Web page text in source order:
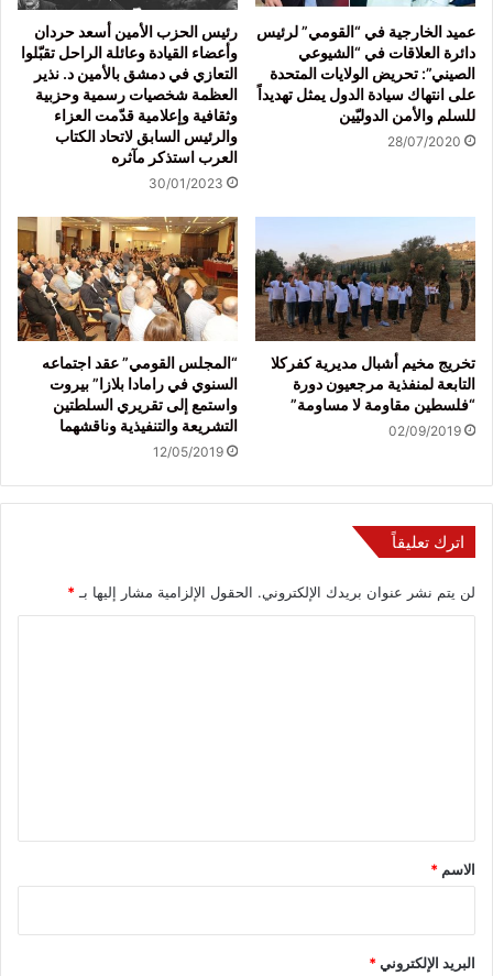
عميد الخارجية في “القومي” لرئيس
دائرة العلاقات في “الشيوعي
الصيني”: تحريض الولايات المتحدة
على انتهاك سيادة الدول يمثل تهديداً
للسلم والأمن الدوليّين
28/07/2020
رئيس الحزب الأمين أسعد حردان
وأعضاء القيادة وعائلة الراحل تقبّلوا
التعازي في دمشق بالأمين د. نذير
العظمة شخصيات رسمية وحزبية
وثقافية وإعلامية قدّمت العزاء
والرئيس السابق لاتحاد الكتاب
العرب استذكر مآثره
30/01/2023
تخريج مخيم أشبال مديرية كفركلا
التابعة لمنفذية مرجعيون دورة
“فلسطين مقاومة لا مساومة”
02/09/2019
“المجلس القومي” عقد اجتماعه
السنوي في رامادا بلازا” بيروت
واستمع إلى تقريري السلطتين
التشريعة والتنفيذية وناقشهما
12/05/2019
اترك تعليقاً
لن يتم نشر عنوان بريدك الإلكتروني. الحقول الإلزامية مشار إليها بـ *
*
الاسم *
البريد الإلكتروني*